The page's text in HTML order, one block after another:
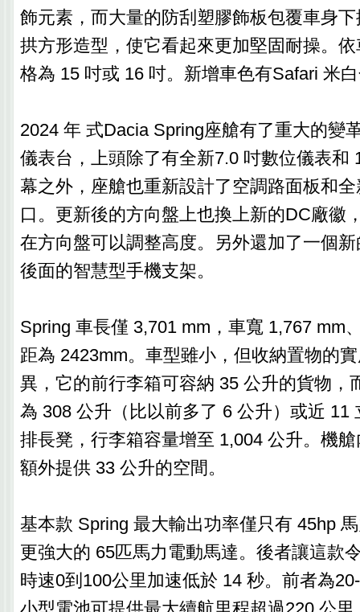
飾元素，而大量的防刮塑膠飾板包覆車身
拱方形造型，使它看起來更加堅固耐操。
格為 15 吋或 16 吋。新增車色有Safari 米
2024 年 式Dacia Spring座艙有了重大的變
儀表台，上頭除了有全新7.0 吋數位儀表和
幕之外，座艙也重新設計了空調路面板和
口。更新後的方向盤上也換上新的DC廠徽
在方向盤可以調整高度。另外還加了一個
後面的智慧型手機支架。
Spring 車長僅 3,701 mm，車寬 1,767 mm
距為 2423mm。車型雖小，但收納置物的
異，它的前行李箱可容納 35 公升的貨物，
為 308 公升（比以前多了 6 公升）或近 11
排長凳，行李箱容量增至 1,004 公升。機
額外提供 33 公升的空間。
基本款 Spring 最大輸出功率僅只有 45hp
更強大的 65匹馬力電動馬達。後者讓這款
時速0到100公里加速低於 14 秒。前者為